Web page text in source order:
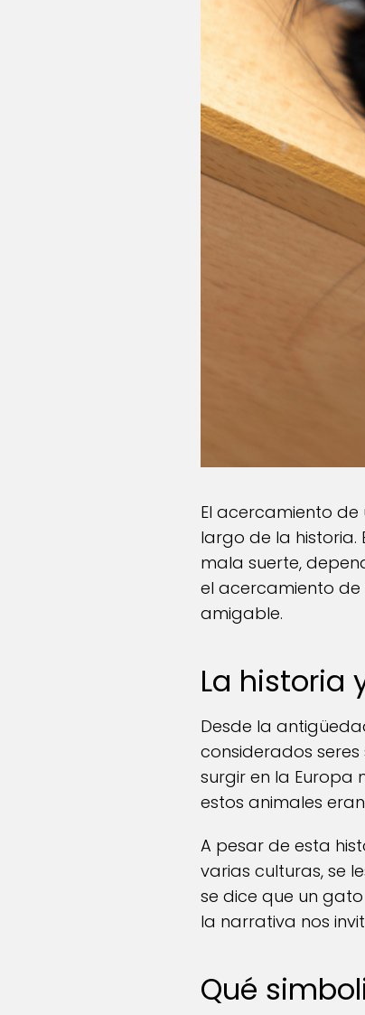
El acercamiento
largo de la historia.
mala suerte,
el acercamiento
amigable.
La historia
Desde la
considerados
surgir en la Europa
estos animales
A pesar de esta
varias culturas, se
se dice que un
la narrativa nos
Qué